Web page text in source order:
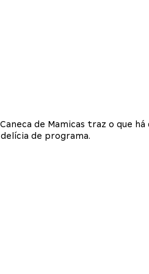
de Mamicas traz o que
de programa.